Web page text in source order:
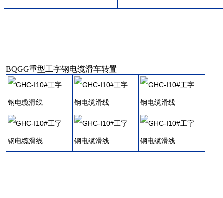
BQGG重型工字钢电缆滑车转置